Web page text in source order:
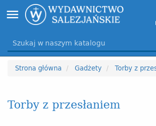
navigation
menu
Strona główna Gadżety Torby z
Torby z przesłaniem